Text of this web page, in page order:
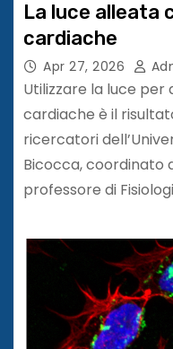
La luce alleata
cardiache
Apr 27, 2026
Utilizzare la luce
cardiache è il
ricercatori
Bicocca, coordinato
professore di